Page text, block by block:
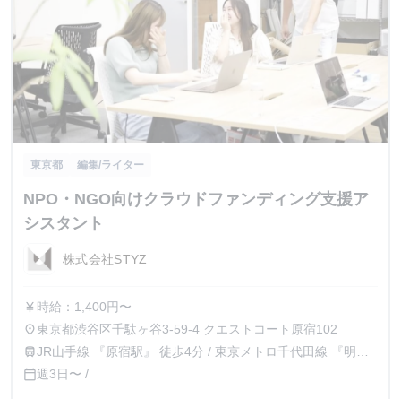
東京都 編集/ライター
NPO・NGO向けクラウドファンディング支援ア
シスタント
株式会社STYZ
currency_yen 時給：1,400円〜
place東京都渋谷区千駄ヶ谷3-59-4 クエストコート原宿102
trainJR山手線 『原宿駅』 徒歩4分 / 東京メトロ千代田線 『明治
神宮前駅』 徒歩6分 / 東京メトロ副都心線 『北参道駅』 徒
calendar_today週3日〜 /